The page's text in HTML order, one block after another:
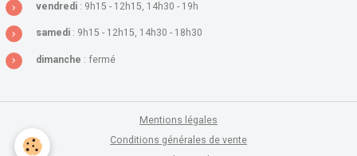
vendredi : 9h15 - 12h15, 14h30 - 19h
samedi : 9h15 - 12h15, 14h30 - 18h30
dimanche : fermé
Mentions légales
Conditions générales de vente